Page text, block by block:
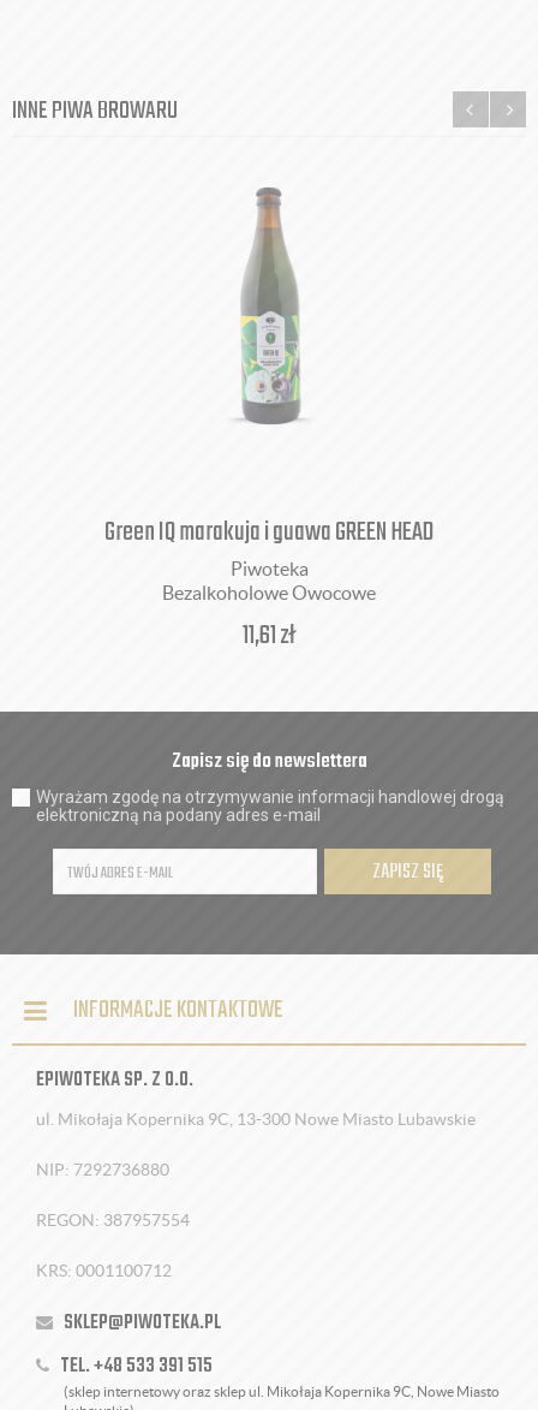
INNE PIWA BROWARU
Green IQ marakuja i guawa GREEN HEAD
Piwoteka
Bezalkoholowe Owocowe
11,61zł
Zapisz się do newslettera
Wyrażam zgodę na otrzymywanie informacji handlowej drogą
elektroniczną na podany adres e-mail
ZAPISZ SIĘ
INFORMACJE KONTAKTOWE
EPIWOTEKA SP. Z O.O.
ul. Mikołaja Kopernika 9C, 13-300 Nowe Miasto Lubawskie
NIP: 7292736880
REGON: 387957554
KRS: 0001100712
SKLEP@PIWOTEKA.PL
TEL. +48 533 391 515
(sklep internetowy oraz sklep ul. Mikołaja Kopernika 9C, Nowe Miasto